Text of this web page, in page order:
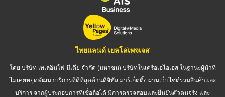
ไทยแลนด์ เยลโล่เพจเจส
โดย บริษัท เทเลอินโฟ มีเดีย จำกัด (มหาชน) บริษัทในเครือเอไอเอส ในฐานะผู้นำที่
ไม่เคยหยุดพัฒนาบริการที่ดีที่สุดด้านดิจิทัล มาร์เก็ตติ้ง ผ่านเว็บไซต์รวมสินค้าและ
บริการ จากผู้ประกอบการที่เชื่อถือได้ มีการตรวจสอบและยืนยันตัวตนจริง และ